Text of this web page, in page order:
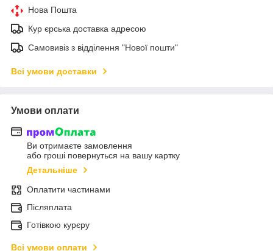
Нова Пошта
Кур єрська доставка адресою
Самовивіз з відділення "Нової пошти"
Всі умови доставки
Умови оплати
Ви отримаєте замовлення
або гроші повернуться на вашу картку
Детальніше
Оплатити частинами
Післяплата
Готівкою курєру
Всі умови оплати